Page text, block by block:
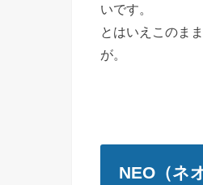
いです。
とはいえこのま
が。
NEO（ネ